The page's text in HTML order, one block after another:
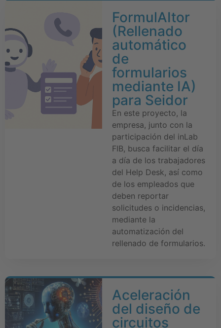
FormulAItor
(Rellenado
automático
de
formularios
mediante IA)
para Seidor
En este proyecto, la
empresa, junto con la
participación del inLab
FIB, busca facilitar el día
a día de los trabajadores
del Help Desk, así como
de los empleados que
deben reportar
solicitudes o incidencias,
mediante la
automatización del
rellenado de formularios.
Aceleración
del diseño de
circuitos